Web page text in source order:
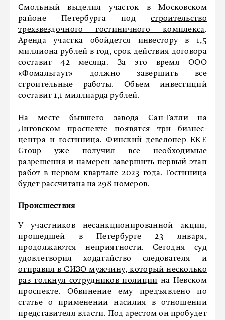
Смольный выделил участок в Московском
районе Петербурга подстроительство
трехзвездочного гостиничного комплекса.
Аренда участка обойдется инвестору в 1,5
миллиона рублей в год, срок действия договора
составит 42 месяца. За это время ООО
«Фомальгаут» должно завершить все
строительные работы. Объем инвестиций
составит 1,1 миллиарда рублей.
На месте бывшего завода Сан-Галли на
Лиговском проспекте появятся три бизнес-
центра и гостиница. Финский девелопер EKE
Group уже получил все необходимые
разрешения и намерен завершить первый этап
работ в первом квартале 2023 года. Гостиница
будет рассчитана на 298 номеров.
Происшествия
У участников несанкционированной акции,
прошедшей в Петербурге 23 января,
продолжаются неприятности. Сегодня суд
удовлетворил ходатайство следователя и
отправил в СИЗО мужчину, который несколько
раз толкнул сотрудников полиции на Невском
проспекте. Обвинение ему предъявлено по
статье о применении насилия в отношении
представителя власти. Под арестом он пробудет